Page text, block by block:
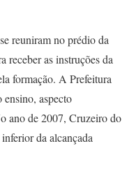
reuniram no prédio da
receber as instruções da
formação. A Prefeitura
ensino, aspecto
ano de 2007, Cruzeiro do
da alcançada